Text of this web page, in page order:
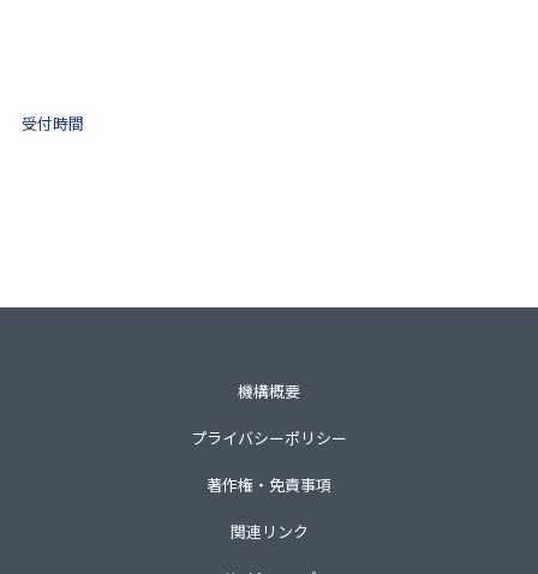
受付時間
機構概要
プライバシーポリシー
著作権・免責事項
関連リンク